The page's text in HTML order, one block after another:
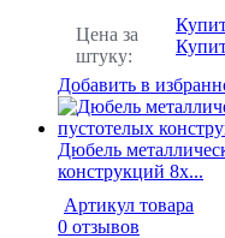
Цена за
штуку:
Добавить в
Дюбель
конструкций 8х...
Артикул товара
0 отзывов